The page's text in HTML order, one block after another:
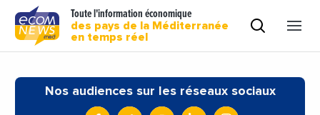
Toute l'information économique
des pays de la Méditerranée
en temps réel
Nos audiences sur les réseaux sociaux